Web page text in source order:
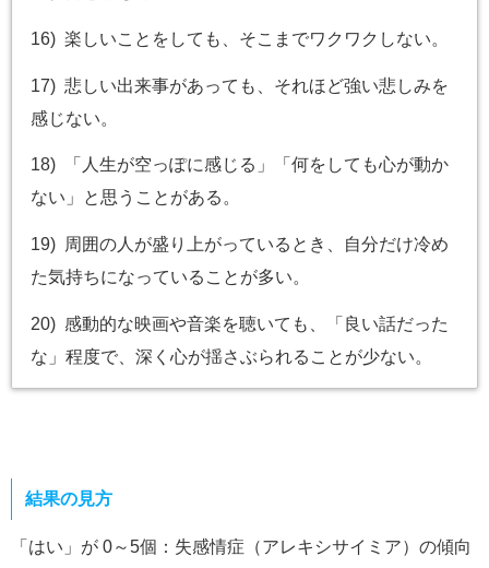
16) 楽しいことをしても、そこまでワクワクしない。
17) 悲しい出来事があっても、それほど強い悲しみを
感じない。
18) 「人生が空っぽに感じる」「何をしても心が動か
ない」と思うことがある。
19) 周囲の人が盛り上がっているとき、自分だけ冷め
た気持ちになっていることが多い。
20) 感動的な映画や音楽を聴いても、「良い話だった
な」程度で、深く心が揺さぶられることが少ない。
結果の見方
「はい」が 0～5個：失感情症（アレキシサイミア）の傾向